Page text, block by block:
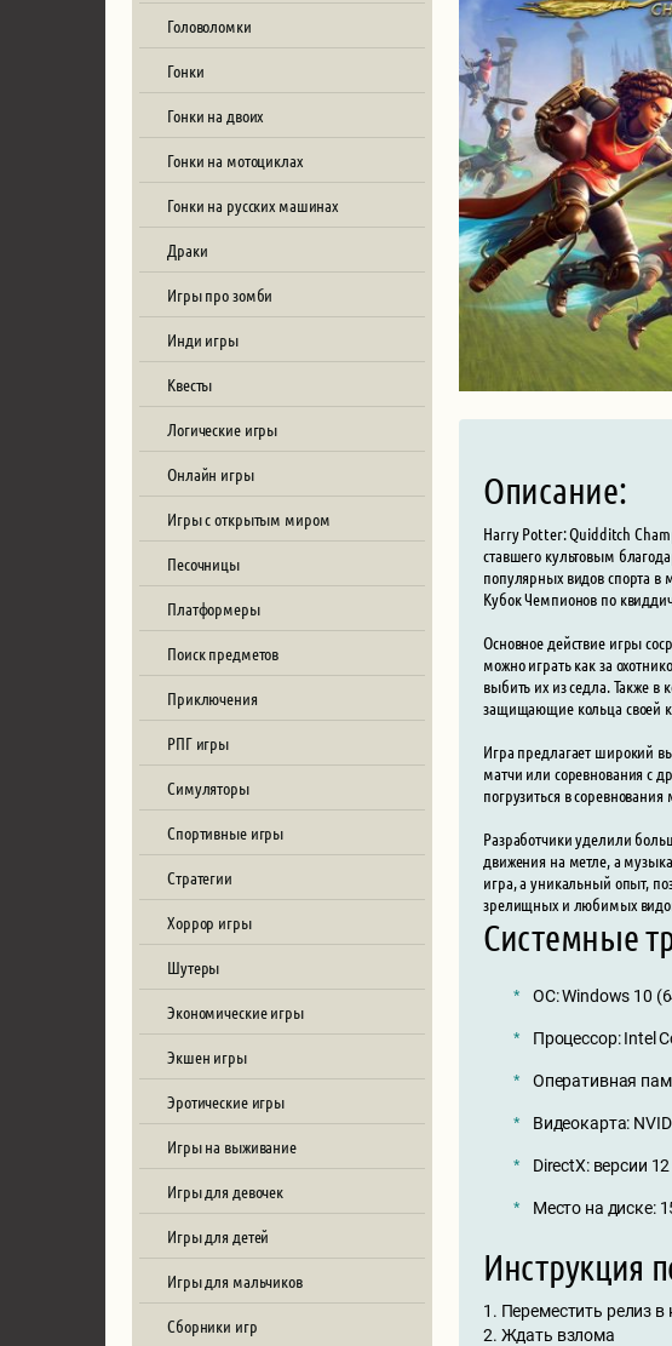
Головоломки
Гонки
Гонки на двоих
Гонки на мотоциклах
Гонки на русских машинах
Драки
Игры про зомби
Инди игры
Квесты
Логические игры
Онлайн игры
Игры с открытым миром
Песочницы
Платформеры
Поиск предметов
Приключения
РПГ игры
Симуляторы
Спортивные игры
Стратегии
Хоррор игры
Шутеры
Экономические игры
Экшен игры
Эротические игры
Игры на выживание
Игры для девочек
Игры для детей
Игры для мальчиков
Сборники игр
Описание:
Harry Potter: Quidditch
ставшего культовым
популярных видов спорта в
Кубок Чемпионов по
Основное действие игры
можно играть как за
выбить их из седла. Также
защищающие кольца своей
Игра предлагает широкий
матчи или соревнования с
погрузиться в
Разработчики уделили
движения на метле, а
игра, а уникальный опыт,
зрелищных и любимых
Системные
ОС: Windows 10
Процессор: Intel
Оперативная
Видеокарта:
DirectX: версии 12
Место на диске:
Инструкция
1. Переместить релиз
2. Ждать взлома